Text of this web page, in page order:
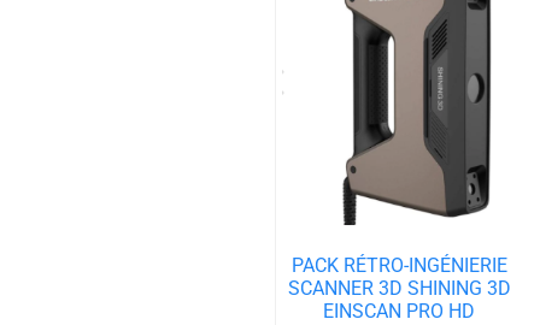
PACK RÉTRO-INGÉNIERIE
SCANNER 3D SHINING 3D
EINSCAN PRO HD